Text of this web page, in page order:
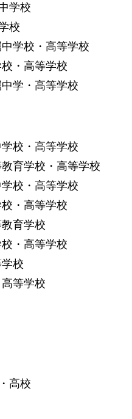
学校
校
学校・高等学校
・高等学校
学・高等学校
校・高等学校
育学校・高等学校
校・高等学校
・高等学校
育学校
・高等学校
校
等学校
高校